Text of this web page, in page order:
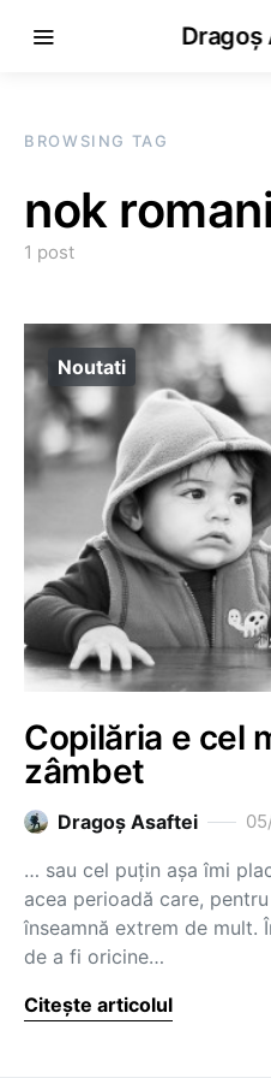
Dragoș
BROWSING TAG
nok
1 post
Noutati
Copilăria e cel
zâmbet
Dragoş Asaftei
… sau cel puțin așa îmi
acea perioadă care,
înseamnă extrem de mult.
de a fi oricine…
Citește articolul